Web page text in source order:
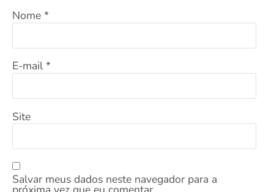
Nome *
E-mail *
Site
Salvar meus dados neste navegador para a